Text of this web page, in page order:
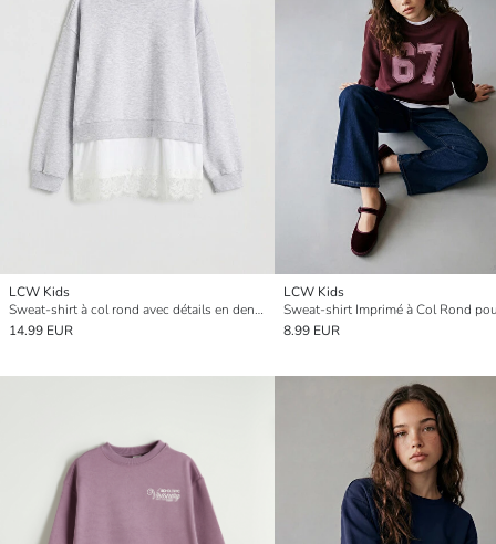
LCW Kids
Sweat-shirt à col rond avec détails en dentelle pour filles
14.99 EUR
LCW Kids
Sweat-shirt Imprimé à Col Rond
8.99 EUR